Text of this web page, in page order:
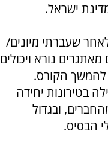
ישראל.
לקורס באוקטובר 2015 לאחר שעברתי מיונים/
נורא ויכולים
להמשך הקורס.
בטירונות יחידה
ובגדול
הבסיס.